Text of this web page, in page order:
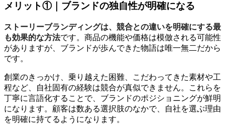
メリット①｜ブランドの独自性が明確になる
ストーリーブランディングは、競合との違いを明確にする最
も効果的な方法です。商品の機能や価格は模倣される可能性
がありますが、ブランドが歩んできた物語は唯一無二だから
です。
創業のきっかけ、乗り越えた困難、こだわってきた素材や工
程など、自社固有の経験は競合が真似できません。これらを
丁寧に言語化することで、ブランドのポジショニングが鮮明
になります。顧客は数ある選択肢のなかで、自社を選ぶ理由
を明確に持てるようになります。